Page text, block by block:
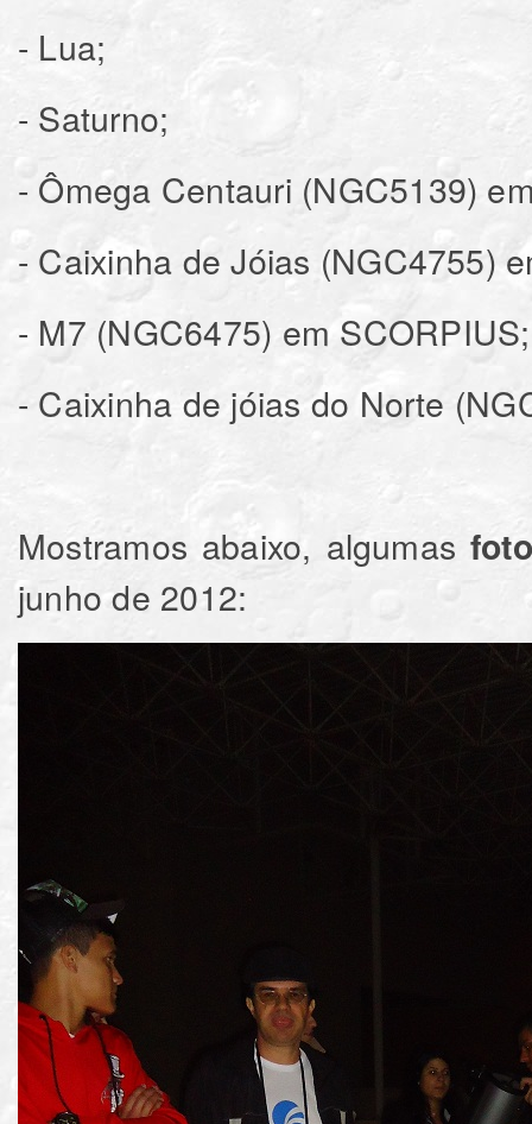
- Lua;
- Saturno;
- Ômega Centauri (NGC5139)
- Caixinha de Jóias (NGC4755)
- M7 (NGC6475) em SCORPIUS;
- Caixinha de jóias do Norte
Mostramos abaixo, algumas
junho de 2012: